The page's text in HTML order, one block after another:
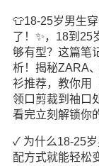
👕18-25岁男生
了！✨，18到25
够有型？这篇笔
析！揭秘ZARA
衫推荐，教你用
领口剪裁到袖口
看完立刻解锁你
✓ 为什么18-25
配方式就能轻松